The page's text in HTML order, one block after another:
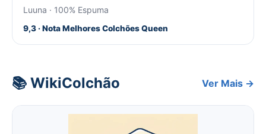
Luuna · 100% Espuma
9,3 · Nota Melhores Colchões Queen
📚 WikiColchão Ver Mais →